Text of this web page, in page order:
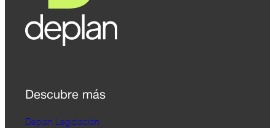
Descubre más
Deplan Legislación